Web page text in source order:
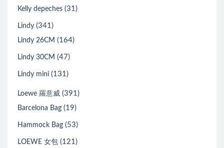
Kelly depeches (31)
Lindy (341)
Lindy 26CM (164)
Lindy 30CM (47)
Lindy mini (131)
Loewe 羅意威 (391)
Barcelona Bag (19)
Hammock Bag (53)
LOEWE 女包 (121)